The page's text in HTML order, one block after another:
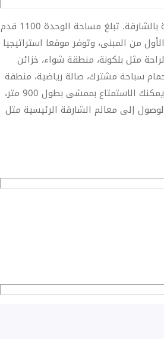
فرصة رائعة للسكن في شقة مفروشة بغرفة نوم واحدة في جزيرة مريم المميزة بالشارقة. تبلغ مساحة الوحدة 1100 قدم
من المبنى، وتوفر موقعا استراتيجيا
الراحة مثل بلكونة، منطقة شواء، خزائن
سباحة مشترك، صالة رياضية، منطقة
لعب للأطفال، وخدمة الاستقبال. تقع الشقة في موقع متميز بجزيرة مريم، حيث يمكنك الاستمتاع بممشى بطول 900 متر،
إلى معالم الشارقة الرئيسية مثل